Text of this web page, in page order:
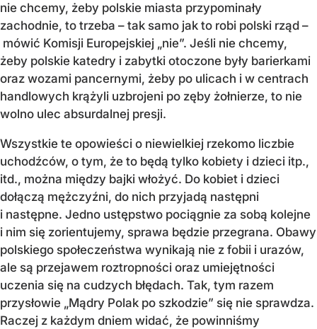
nie chcemy, żeby polskie miasta przypominały
zachodnie, to trzeba – tak samo jak to robi polski rząd –
mówić Komisji Europejskiej „nie”. Jeśli nie chcemy,
żeby polskie katedry i zabytki otoczone były barierkami
oraz wozami pancernymi, żeby po ulicach i w centrach
handlowych krążyli uzbrojeni po zęby żołnierze, to nie
wolno ulec absurdalnej presji.
Wszystkie te opowieści o niewielkiej rzekomo liczbie
uchodźców, o tym, że to będą tylko kobiety i dzieci itp.,
itd., można między bajki włożyć. Do kobiet i dzieci
dołączą mężczyźni, do nich przyjadą następni
i następne. Jedno ustępstwo pociągnie za sobą kolejne
i nim się zorientujemy, sprawa będzie przegrana. Obawy
polskiego społeczeństwa wynikają nie z fobii i urazów,
ale są przejawem roztropności oraz umiejętności
uczenia się na cudzych błędach. Tak, tym razem
przysłowie „Mądry Polak po szkodzie” się nie sprawdza.
Raczej z każdym dniem widać, że powinniśmy